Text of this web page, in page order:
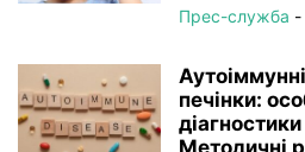
Прес-служба -
печінки: